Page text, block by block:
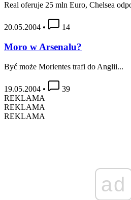
Real oferuje 25 mln Euro, Chelsea
20.05.2004 • 14
Moro w Arsenalu?
Być może Morientes trafi do Anglii...
19.05.2004 •
39
REKLAMA
REKLAMA
REKLAMA
ad